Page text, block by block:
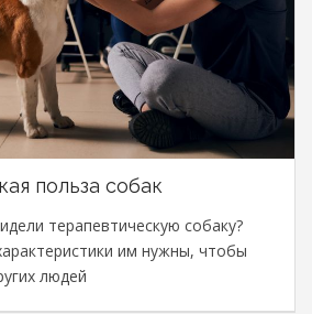
польза собак
терапевтическую собаку?
им нужны, чтобы
людей